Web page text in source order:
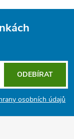
osobních údajů
ODEBÍRAT